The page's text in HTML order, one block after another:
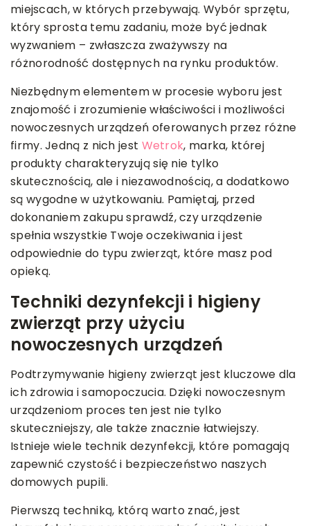
miejscach, w których przebywają. Wybór sprzętu,
który sprosta temu zadaniu, może być jednak
wyzwaniem – zwłaszcza zważywszy na
różnorodność dostępnych na rynku produktów.
Niezbędnym elementem w procesie wyboru jest
znajomość i zrozumienie właściwości i możliwości
nowoczesnych urządzeń oferowanych przez różne
firmy. Jedną z nich jest Wetrok, marka, której
produkty charakteryzują się nie tylko
skutecznością, ale i niezawodnością, a dodatkowo
są wygodne w użytkowaniu. Pamiętaj, przed
dokonaniem zakupu sprawdź, czy urządzenie
spełnia wszystkie Twoje oczekiwania i jest
odpowiednie do typu zwierząt, które masz pod
opieką.
Techniki dezynfekcji i higieny
zwierząt przy użyciu
nowoczesnych urządzeń
Podtrzymywanie higieny zwierząt jest kluczowe dla
ich zdrowia i samopoczucia. Dzięki nowoczesnym
urządzeniom proces ten jest nie tylko
skuteczniejszy, ale także znacznie łatwiejszy.
Istnieje wiele technik dezynfekcji, które pomagają
zapewnić czystość i bezpieczeństwo naszych
domowych pupili.
Pierwszą techniką, którą warto znać, jest